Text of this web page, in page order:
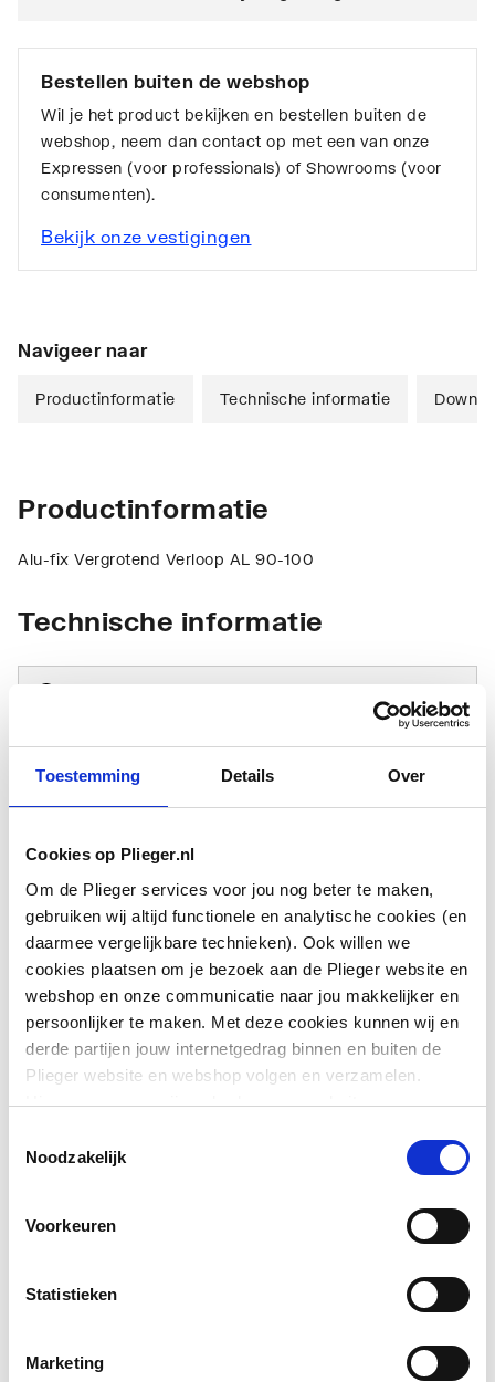
Toestemming Details Over
Cookies op Plieger.nl
Om de Plieger services voor jou nog beter te maken,
gebruiken wij altijd functionele en analytische cookies (en
daarmee vergelijkbare technieken). Ook willen we
cookies plaatsen om je bezoek aan de Plieger website en
webshop en onze communicatie naar jou makkelijker en
persoonlijker te maken. Met deze cookies kunnen wij en
derde partijen jouw internetgedrag binnen en buiten de
Plieger website en webshop volgen en verzamelen.
Hiermee passen wij en derden onze website, app,
We slaan je cookievoorkeur op in je browser.
Noodzakelijk
Voorkeuren
Statistieken
Marketing
Bestellen buiten de webshop
Wil je het product bekijken en bestellen buiten de
webshop, neem dan contact op met een van onze
Expressen (voor professionals) of Showrooms (voor
consumenten).
Bekijk onze vestigingen
Navigeer naar
Productinformatie Technische informatie
Productinformatie
Alu-fix Vergrotend Verloop AL 90-100
Technische informatie
Vorm Verloopstuk
Materiaal
Materiaalkwaliteit Al 99,0 (3.0205)
Max.
mediumtemperatuur
(continu)
200
Positive (overdruk) Ja
Dry (niet condenserend)
Oppervlaktebeschermin
Oppervlaktebehandeling
Toon meer
Downloads
Bouwtekening
Exploded_view